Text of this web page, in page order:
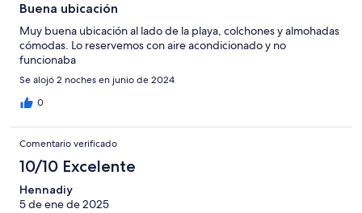
Horrible
Buena ubicación
Muy buena ubicación al lado de la playa, colchones y almohadas
cómodas. Lo reservemos con aire acondicionado y no
funcionaba
Se alojó 2 noches en junio de 2024
0
Comentario verificado
10/10 Excelente
Hennadiy
5 de ene de 2025